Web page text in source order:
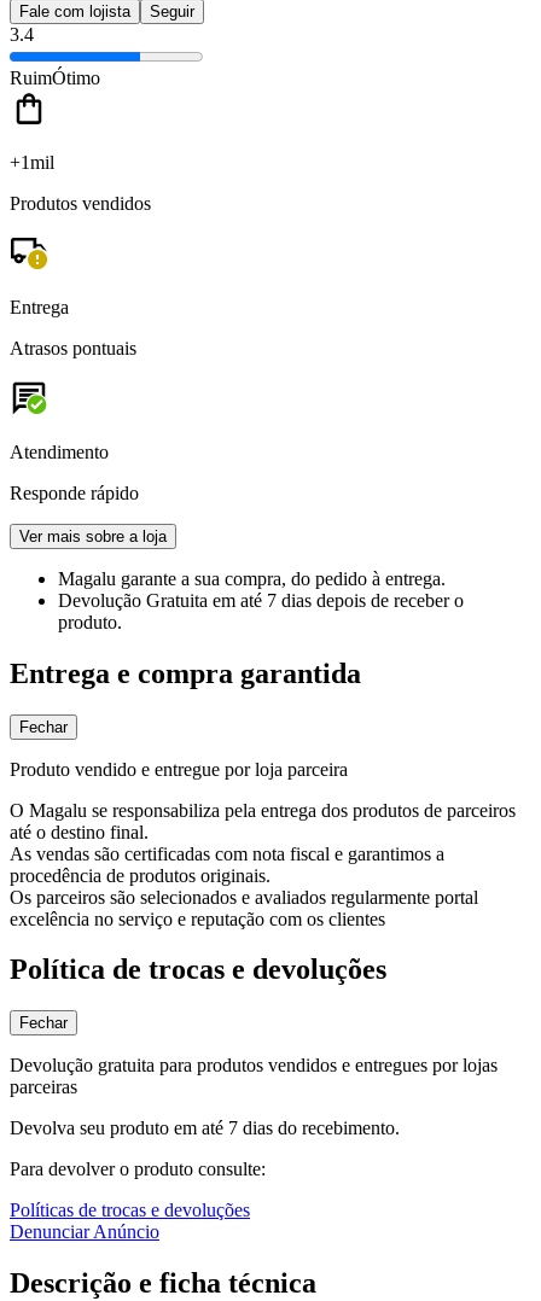
Fale com lojista Seguir
3.4
RuimÓtimo
+1mil
Produtos vendidos
Entrega
Atrasos pontuais
Atendimento
Responde rápido
Ver mais sobre a loja
Magalu garante a sua compra, do pedido à entrega.
Devolução Gratuita em até 7 dias depois de receber o
produto.
Entrega e compra garantida
Fechar
Produto vendido e entregue por loja parceira
O Magalu se responsabiliza pela entrega dos produtos de parceiros
até o destino final.
As vendas são certificadas com nota fiscal e garantimos a
procedência de produtos originais.
Os parceiros são selecionados e avaliados regularmente portal
excelência no serviço e reputação com os clientes
Política de trocas e devoluções
Fechar
Devolução gratuita para produtos vendidos e entregues por lojas
parceiras
Devolva seu produto em até 7 dias do recebimento.
Para devolver o produto consulte:
Políticas de trocas e devoluções
Denunciar Anúncio
Descrição e ficha técnica